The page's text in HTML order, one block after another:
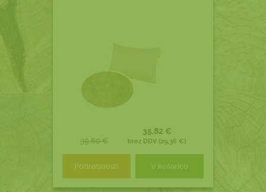
39,80 €
35,82 €
brez DDV (29,36 €)
Podrobnosti V košarico